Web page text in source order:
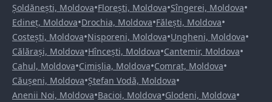
Șoldănești, Moldova•Florești, Moldova•Sîngerei, Moldova•
Edineț, Moldova•Drochia, Moldova•Fălești, Moldova•
Costești, Moldova•Nisporeni, Moldova•Ungheni, Moldova•
Călărași, Moldova•Hîncești, Moldova•Cantemir, Moldova•
Cahul, Moldova•Cimișlia, Moldova•Comrat, Moldova•
Căușeni, Moldova•Ștefan Vodă, Moldova•
Anenii Noi, Moldova•Bacioi, Moldova•Glodeni, Moldova•